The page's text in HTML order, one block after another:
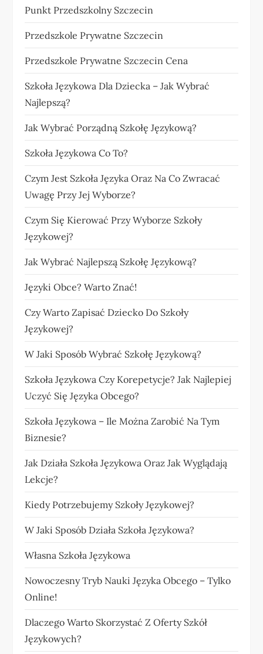
Punkt Przedszkolny Szczecin
Przedszkole Prywatne Szczecin
Przedszkole Prywatne Szczecin Cena
Szkoła Językowa Dla Dziecka – Jak Wybrać
Najlepszą?
Jak Wybrać Porządną Szkołę Językową?
Szkoła Językowa Co To?
Czym Jest Szkoła Języka Oraz Na Co Zwracać
Uwagę Przy Jej Wyborze?
Czym Się Kierować Przy Wyborze Szkoły
Językowej?
Jak Wybrać Najlepszą Szkołę Językową?
Języki Obce? Warto Znać!
Czy Warto Zapisać Dziecko Do Szkoły
Językowej?
W Jaki Sposób Wybrać Szkołę Językową?
Szkoła Językowa Czy Korepetycje? Jak Najlepiej
Uczyć Się Języka Obcego?
Szkoła Językowa – Ile Można Zarobić Na Tym
Biznesie?
Jak Działa Szkoła Językowa Oraz Jak Wyglądają
Lekcje?
Kiedy Potrzebujemy Szkoły Językowej?
W Jaki Sposób Działa Szkoła Językowa?
Własna Szkoła Językowa
Nowoczesny Tryb Nauki Języka Obcego – Tylko
Online!
Dlaczego Warto Skorzystać Z Oferty Szkół
Językowych?